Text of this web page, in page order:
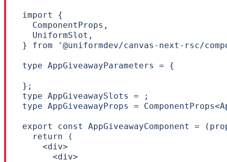
import {
  ComponentProps,
  UniformSlot,
} from '@uniformdev/canvas-next-rsc/
type AppGiveawayParameters = {
};
type AppGiveawaySlots = ;
type AppGiveawayProps =
export const AppGiveawayComponent =
  return (
    <div>
      <div>